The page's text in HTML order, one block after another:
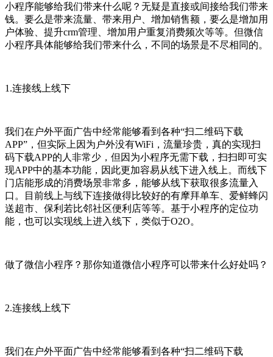
小程序能够给我们带来什么呢？无疑是直接或间接给我们带来
钱。要么是带来流量、带来用户、增加销售额，要么是增加用
户体验、提升crm管理、增加用户重复消费频次等等。但微信
小程序具体能够给我们带来什么，不同的场景是不尽相同的。
1.连接线上线下
我们在户外平面广告中经常能够看到各种“扫二维码下载
APP”，但实际上因为户外没有WiFi，流量珍贵，真的实现扫
码下载APP的人非常少，但因为小程序无需下载，扫扫即可实
现APP中的基本功能，因此更加容易从线下进入线上。而线下
门店能形成的消费场景非常多，能够从线下获取很多流量入
口。目前线上与线下连接做得比较好的有摩拜单车、爱鲜蜂闪
送超市、保利若比邻社区便利店等等。基于小程序的定位功
能，也可以实现线上进入线下，类似于O2O。
做了微信小程序？那你知道微信小程序可以带来什么好处吗？
2.连接线上线下
我们在户外平面广告中经常能够看到各种“扫二维码下载